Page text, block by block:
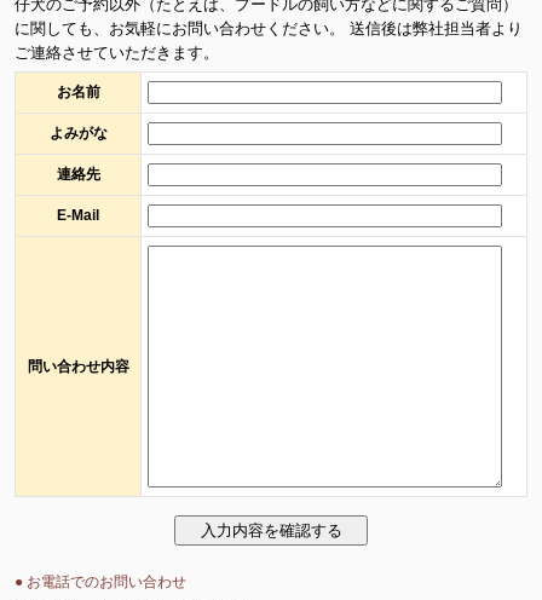
仔犬のご予約以外（たとえば、プードルの飼い方などに関するご質問）
に関しても、お気軽にお問い合わせください。 送信後は弊社担当者より
ご連絡させていただきます。
お名前
よみがな
連絡先
E-Mail
問い合わせ内容
● お電話でのお問い合わせ